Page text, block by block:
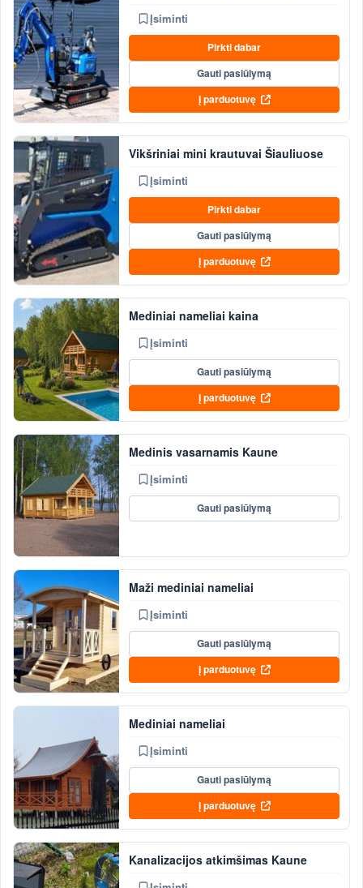
Įsiminti
Pirkti dabar
Gauti pasiūlymą
Į parduotuvę
Vikšriniai mini krautuvai Šiauliuose
Įsiminti
Pirkti dabar
Gauti pasiūlymą
Į parduotuvę
Mediniai nameliai kaina
Įsiminti
Gauti pasiūlymą
Į parduotuvę
Medinis vasarnamis Kaune
Įsiminti
Gauti pasiūlymą
Maži mediniai nameliai
Įsiminti
Gauti pasiūlymą
Į parduotuvę
Mediniai nameliai
Įsiminti
Gauti pasiūlymą
Į parduotuvę
Kanalizacijos atkimšimas Kaune